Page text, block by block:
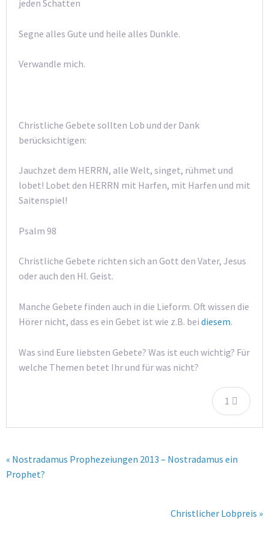
jeden Schatten
Segne alles Gute und heile alles Dunkle.
Verwandle mich.
Christliche Gebete sollten Lob und der Dank
berücksichtigen:
Jauchzet dem HERRN, alle Welt, singet, rühmet und
lobet! Lobet den HERRN mit Harfen, mit Harfen und mit
Saitenspiel!
Psalm 98
Christliche Gebete richten sich an Gott den Vater, Jesus
oder auch den Hl. Geist.
Manche Gebete finden auch in die Lieform. Oft wissen die
Hörer nicht, dass es ein Gebet ist wie z.B. bei diesem.
Was sind Eure liebsten Gebete? Was ist euch wichtig? Für
welche Themen betet Ihr und für was nicht?
1
« Nostradamus Prophezeiungen 2013 – Nostradamus ein
Prophet?
Christlicher Lobpreis »